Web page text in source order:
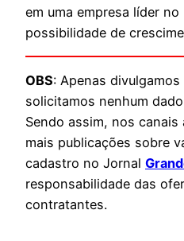
em uma empresa líder
possibilidade de
OBS: Apenas
solicitamos nenhum
Sendo assim, nos
mais publicações sobre
cadastro no Jornal
responsabilidade das
contratantes.